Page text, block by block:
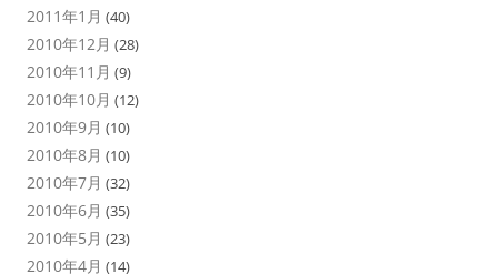
2011年1月 (40)
2010年12月 (28)
2010年11月 (9)
2010年10月 (12)
2010年9月 (10)
2010年8月 (10)
2010年7月 (32)
2010年6月 (35)
2010年5月 (23)
2010年4月 (14)